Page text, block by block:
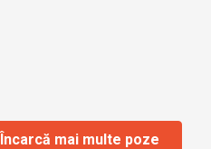
Încarcă mai multe poze